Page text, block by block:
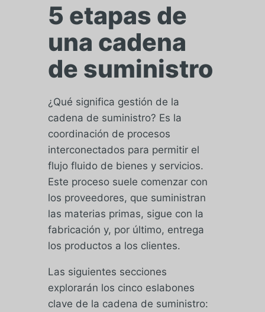
5 etapas de
una cadena
de suministro
¿Qué significa gestión de la
cadena de suministro? Es la
coordinación de procesos
interconectados para permitir el
flujo fluido de bienes y servicios.
Este proceso suele comenzar con
los proveedores, que suministran
las materias primas, sigue con la
fabricación y, por último, entrega
los productos a los clientes.
Las siguientes secciones
explorarán los cinco eslabones
clave de la cadena de suministro: